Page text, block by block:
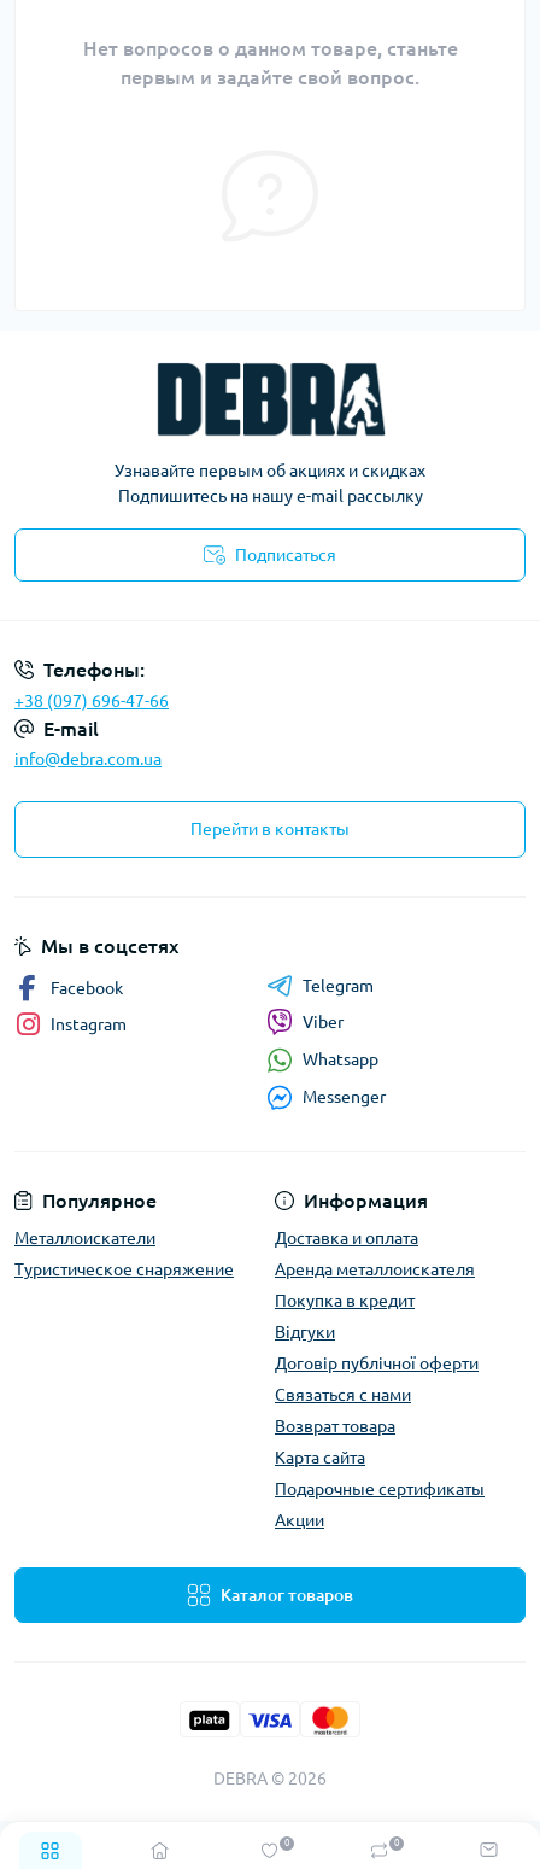
0 0
Нет вопросов о данном товаре, станьте
первым и задайте свой вопрос.
Узнавайте первым об акциях и скидках
Подпишитесь на нашу e-mail рассылку
Подписаться
Телефоны:
+38 (097) 696-47-66
E-mail
info@debra.com.ua
Перейти в контакты
Популярное
Металлоискатели
Туристическое снаряжение
Информация
Доставка и оплата
Аренда металлоискателя
Покупка в кредит
Відгуки
Договір публічної оферти
Связаться с нами
Возврат товара
Карта сайта
Подарочные сертификаты
Акции
Каталог товаров
Мы в соцсетях
Facebook
Instagram
Telegram
Viber
Whatsapp
Messenger
DEBRA © 2026